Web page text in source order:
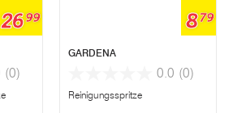
2699
(0)
879
GARDENA
0.0 (0)
Reinigungsspritze